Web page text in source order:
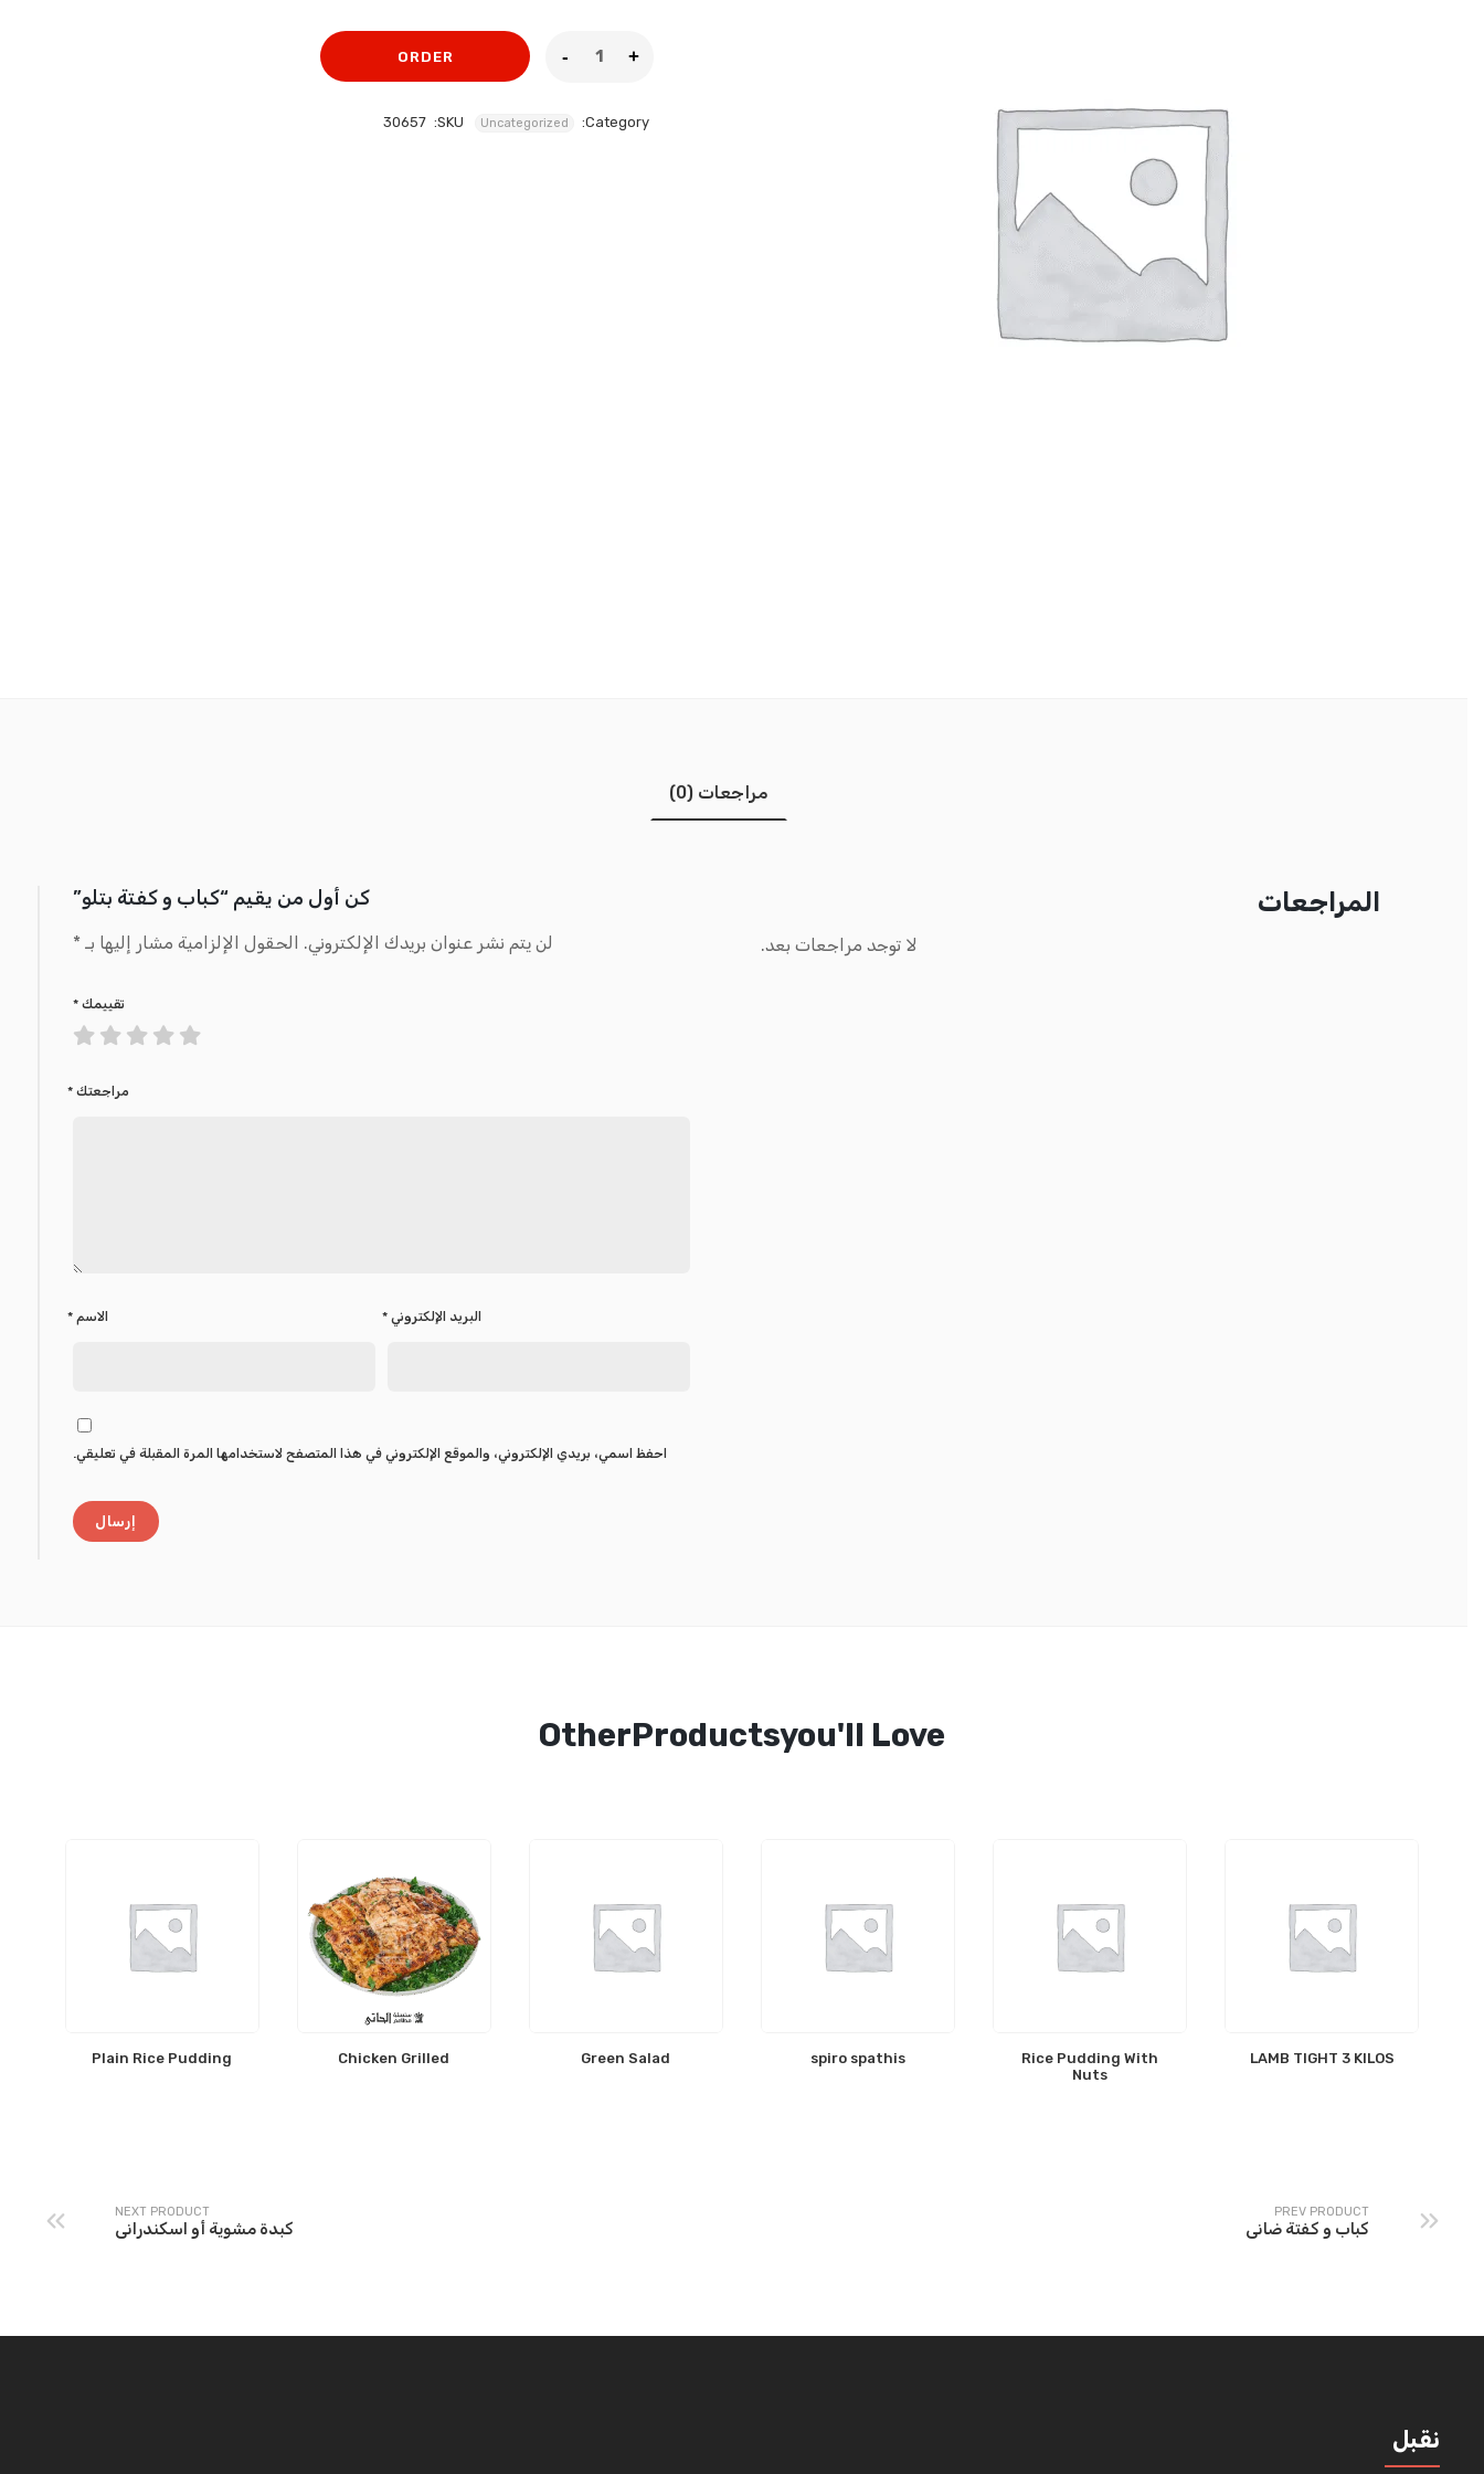
ORDER
Category:
Uncategorized
SKU:
30657
مراجعات (0)
المراجعات
لا توجد مراجعات بعد.
كن أول من يقيم “كباب و كفتة بتلو”
لن يتم نشر عنوان بريدك الإلكتروني. الحقول الإلزامية مشار إليها بـ *
تقييمك *
مراجعتك *
الاسم * البريد الإلكتروني *
احفظ اسمي، بريدي الإلكتروني، والموقع الإلكتروني في هذا المتصفح لاستخدامها المرة المقبلة في تعليقي.
OtherProductsyou'll Love
LAMB TIGHT 3 KILOS
Rice Pudding With
Nuts
spiro spathis
Green Salad
Chicken Grilled
Plain Rice Pudding
PREV PRODUCT
كباب و كفتة ضانى
NEXT PRODUCT
كبدة مشوية أو اسكندرانى
نقبل